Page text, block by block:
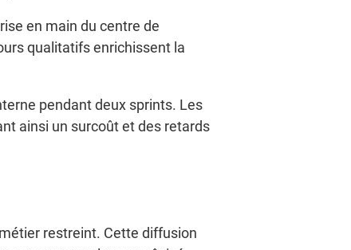
en main du centre de
qualitatifs enrichissent la
pendant deux sprints. Les
ainsi un surcoût et des retards
restreint. Cette diffusion